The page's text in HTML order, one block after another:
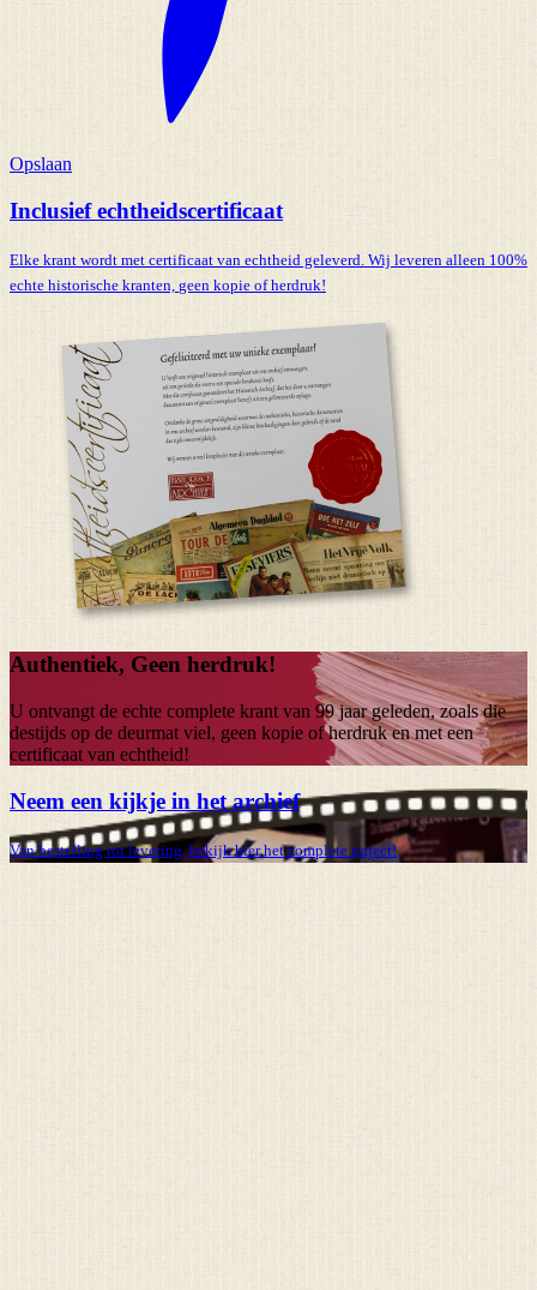
Opslaan
Inclusief echtheidscertificaat
Elke krant wordt met certificaat van echtheid geleverd. Wij leveren alleen 100%
echte historische kranten, geen kopie of herdruk!
Authentiek, Geen herdruk!
U ontvangt de echte complete krant van 99 jaargeleden, zoals die
destijds op de deurmat viel, geen kopie of herdruk en met een
certificaat van echtheid!
Neem een kijkje in het archief
Van bestelling tot levering, bekijk hier het complete traject!